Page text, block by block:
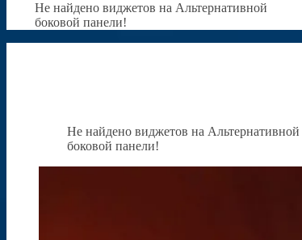
Не найдено виджетов на Альтернативной
боковой панели!
Не найдено виджетов на Альтернативной
боковой панели!